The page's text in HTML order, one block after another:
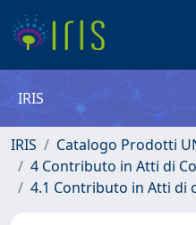
IRIS
IRIS
Catalogo Prodotti
4 Contributo in Atti di
4.1 Contributo in Atti di